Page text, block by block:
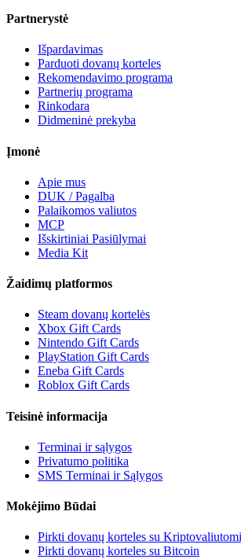
Partnerystė
Išpardavimas
Parduoti dovanų korteles
Rekomendavimo programa
Partnerių programa
Rinkodara
Didmeninė prekyba
Įmonė
Apie mus
DUK / Pagalba
Palaikomos valiutos
MCP
Išskirtiniai Pasiūlymai
Media Kit
Žaidimų platformos
Steam dovanų kortelės
Xbox Gift Cards
Nintendo Gift Cards
PlayStation Gift Cards
Eneba Gift Cards
Roblox Gift Cards
Teisinė informacija
Terminai ir sąlygos
Privatumo politika
SMS Terminai ir Sąlygos
Mokėjimo Būdai
Pirkti dovanų korteles su
Pirkti dovanų korteles su Bitcoin